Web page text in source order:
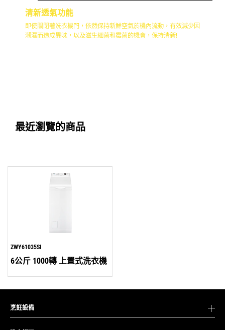
清新透氣功能
即使關閉著洗衣機門，依然保持新鮮空氣於機內流動，有效減少因
潮濕而造成異味，以及滋生細菌和霉菌的機會，保持清新!
最近瀏覽的商品
ZWY61035SI
6公斤 1000轉 上置式洗衣機
烹飪設備